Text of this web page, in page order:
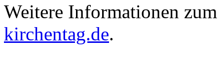
Weitere Informationen
kirchentag.de.